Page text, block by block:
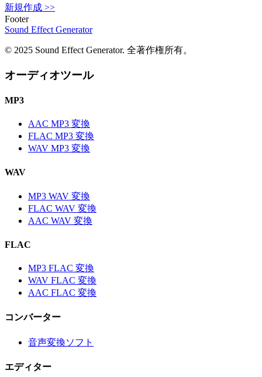
新規作成 >>
Footer
Sound Effect Generator
© 2025 Sound Effect Generator. 全著作権所有。
オーディオツール
MP3
AAC MP3 変換
FLAC MP3 変換
WAV MP3 変換
WAV
MP3 WAV 変換
FLAC WAV 変換
AAC WAV 変換
FLAC
MP3 FLAC 変換
WAV FLAC 変換
AAC FLAC 変換
コンバーター
音声変換ソフト
エディター